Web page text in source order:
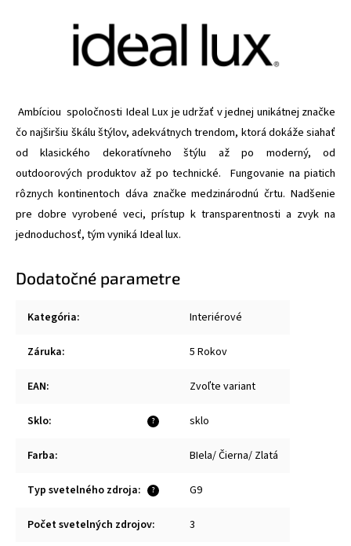
Ambíciou spoločnosti Ideal Lux je udržať v jednej unikátnej značke
čo najširšiu škálu štýlov, adekvátnych trendom, ktorá dokáže siahať
od klasického dekoratívneho štýlu až po moderný, od
outdoorových produktov až po technické. Fungovanie na piatich
rôznych kontinentoch dáva značke medzinárodnú črtu. Nadšenie
pre dobre vyrobené veci, prístup k transparentnosti a zvyk na
jednoduchosť, tým vyniká Ideal lux.
Dodatočné parametre
Kategória: Interiérové
Záruka: 5 Rokov
EAN: Zvoľte variant
?
Sklo: sklo
Farba: BIela/ Čierna/ Zlatá
?
Typ svetelného zdroja: G9
Počet svetelných zdrojov: 3